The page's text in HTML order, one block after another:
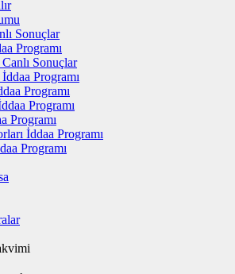
Sonuçlar
Programı
Sonuçlar
Programı
Programı
Programı
Programı
İddaa Programı
Programı